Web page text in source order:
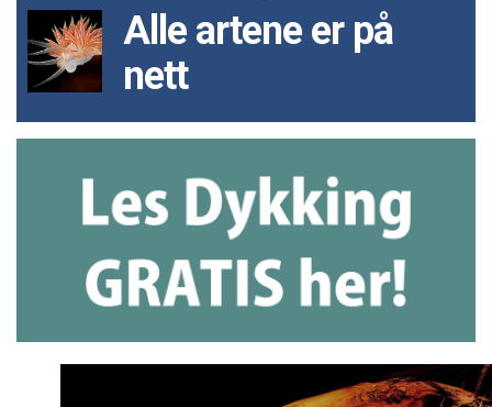
Alle artene er på
nett